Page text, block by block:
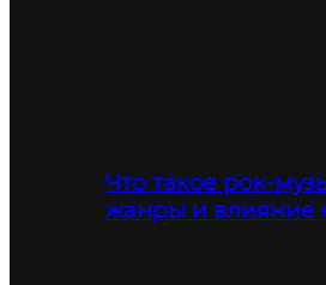
Что такое рок-
жанры и влияние